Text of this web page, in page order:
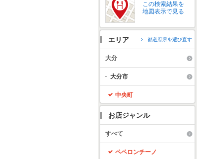
この検索結果を
地図表示で見る
エリア 都道府県を選び直す
大分
大分市
中央町
お店ジャンル
すべて
ペペロンチーノ